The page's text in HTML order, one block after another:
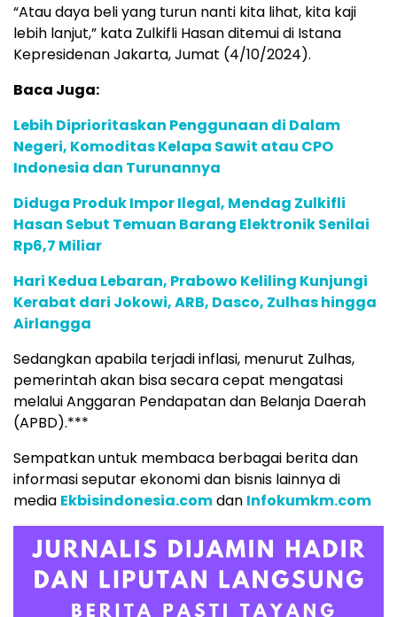
“Atau daya beli yang turun nanti kita lihat, kita kaji
lebih lanjut,” kata Zulkifli Hasan ditemui di Istana
Kepresidenan Jakarta, Jumat (4/10/2024).
Baca Juga:
Lebih Diprioritaskan Penggunaan di Dalam
Negeri, Komoditas Kelapa Sawit atau CPO
Indonesia dan Turunannya
Diduga Produk Impor Ilegal, Mendag Zulkifli
Hasan Sebut Temuan Barang Elektronik Senilai
Rp6,7 Miliar
Hari Kedua Lebaran, Prabowo Keliling Kunjungi
Kerabat dari Jokowi, ARB, Dasco, Zulhas hingga
Airlangga
Sedangkan apabila terjadi inflasi, menurut Zulhas,
pemerintah akan bisa secara cepat mengatasi
melalui Anggaran Pendapatan dan Belanja Daerah
(APBD).***
Sempatkan untuk membaca berbagai berita dan
informasi seputar ekonomi dan bisnis lainnya di
media Ekbisindonesia.comdan Infokumkm.com